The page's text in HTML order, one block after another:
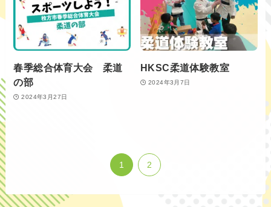
春季総合体育大会 柔道
の部
2024年3月27日
HKSC柔道体験教室
2024年3月7日
1 2